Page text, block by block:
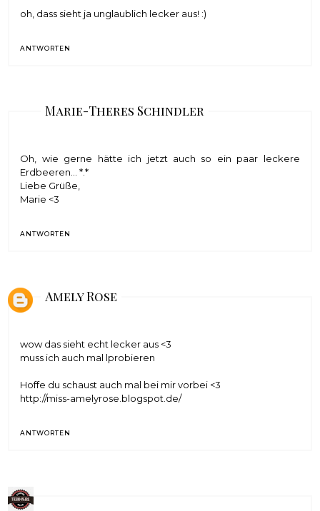
oh, dass sieht ja unglaublich lecker aus! :)
ANTWORTEN
Marie-Theres Schindler
Oh, wie gerne hätte ich jetzt auch so ein paar leckere
Erdbeeren... *.*
Liebe Grüße,
Marie <3
ANTWORTEN
Amely Rose
wow das sieht echt lecker aus <3
muss ich auch mal lprobieren
Hoffe du schaust auch mal bei mir vorbei <3
http://miss-amelyrose.blogspot.de/
ANTWORTEN